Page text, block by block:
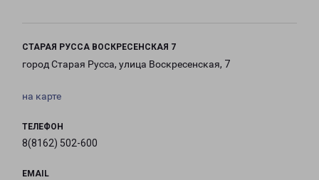
СТАРАЯ РУССА ВОСКРЕСЕНСКАЯ 7
город Старая Русса, улица Воскресенская, 7
на карте
ТЕЛЕФОН
8(8162) 502-600
EMAIL